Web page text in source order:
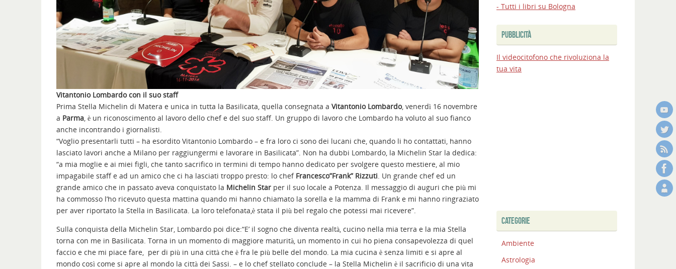
Vitantonio Lombardo con il suo staff
Prima Stella Michelin di Matera e unica in tutta la Basilicata, quella consegnata a Vitantonio Lombardo, venerdì 16 novembre
a Parma, è un riconoscimento al lavoro dello chef e del suo staff. Un gruppo di lavoro che Lombardo ha voluto al suo fianco
anche incontrando i giornalisti.
“Voglio presentarli tutti – ha esordito Vitantonio Lombardo – e fra loro ci sono dei lucani che, quando li ho contattati, hanno
lasciato lavori anche a Milano per raggiungermi e lavorare in Basilicata”. Non ha dubbi Lombardo, la Michelin Star la dedica:
“a mia moglie e ai miei figli, che tanto sacrifico in termini di tempo hanno dedicato per svolgere questo mestiere, al mio
impagabile staff e ad un amico che ci ha lasciati troppo presto: lo chef Francesco”Frank” Rizzuti. Un grande chef ed un
grande amico che in passato aveva conquistato la Michelin Star per il suo locale a Potenza. Il messaggio di auguri che più mi
ha commosso l’ho ricevuto questa mattina quando mi hanno chiamato la sorella e la mamma di Frank e mi hanno ringraziato
per aver riportato la Stella in Basilicata. La loro telefonata,è stata il più bel regalo che potessi mai ricevere”.
Sulla conquista della Michelin Star, Lombardo poi dice:“E’ il sogno che diventa realtà, cucino nella mia terra e la mia Stella
torna con me in Basilicata. Torna in un momento di maggiore maturità, un momento in cui ho piena consapevolezza di quel
faccio e che mi piace fare, per di più in una città che è fra le più belle del mondo. La mia cucina è senza limiti e si apre al
mondo così come si apre al mondo la città dei Sassi. – e lo chef stellato conclude – la Stella Michelin è il sacrificio di una vita
- Tutti i libri su Bologna
PUBBLICITÀ
Il videocitofono che rivoluziona la
tua vita
CATEGORIE
Ambiente
Astrologia